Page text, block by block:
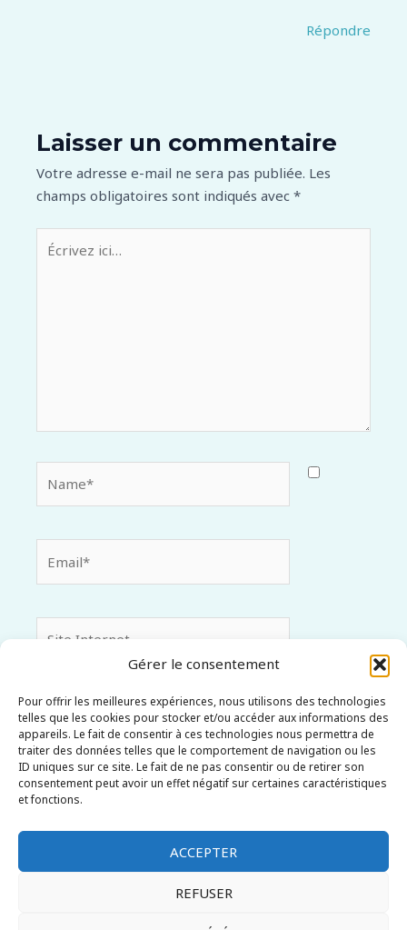
Gérer le consentement
Pour offrir les meilleures expériences, nous utilisons des technologies
telles que les cookies pour stocker et/ou accéder aux informations des
appareils. Le fait de consentir à ces technologies nous permettra de
traiter des données telles que le comportement de navigation ou les
ID uniques sur ce site. Le fait de ne pas consentir ou de retirer son
consentement peut avoir un effet négatif sur certaines caractéristiques
et fonctions.
ACCEPTER
REFUSER
Répondre
Laisser un commentaire
Votre adresse e-mail ne sera pas publiée. Les
champs obligatoires sont indiqués avec*
ici…
Enregistrer mon nom, mon e-mail et mon site dans
le navigateur pour mon prochain commentaire.